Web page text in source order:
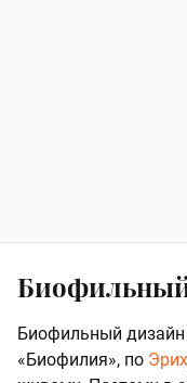
Биофильный дизайн
«Биофилия», по